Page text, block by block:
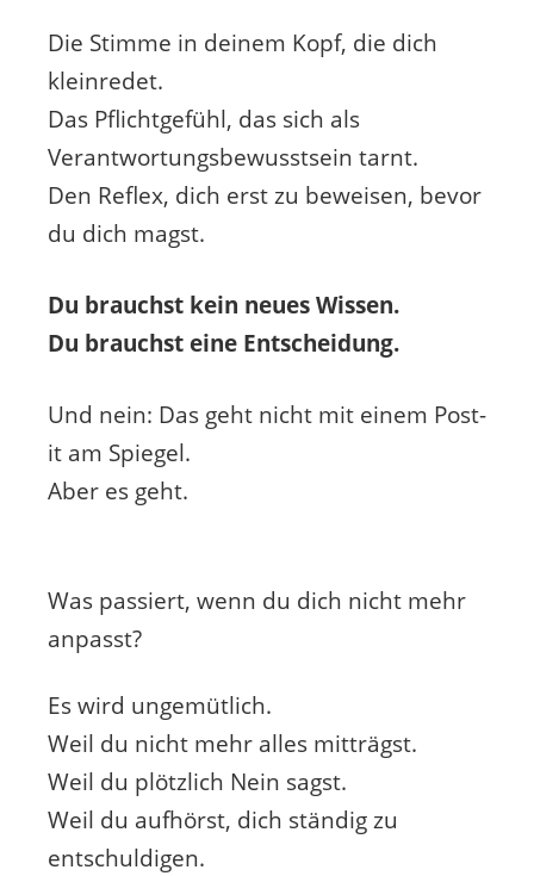
Die Stimme in deinem Kopf, die dich
kleinredet.
Das Pflichtgefühl, das sich als
Verantwortungsbewusstsein tarnt.
Den Reflex, dich erst zu beweisen, bevor
du dich magst.
Du brauchst kein neues Wissen.
Du brauchst eine Entscheidung.
Und nein: Das geht nicht mit einem Post-
it am Spiegel.
Aber es geht.
Was passiert, wenn du dich nicht mehr
anpasst?
Es wird ungemütlich.
Weil du nicht mehr alles mitträgst.
Weil du plötzlich Nein sagst.
Weil du aufhörst, dich ständig zu
entschuldigen.